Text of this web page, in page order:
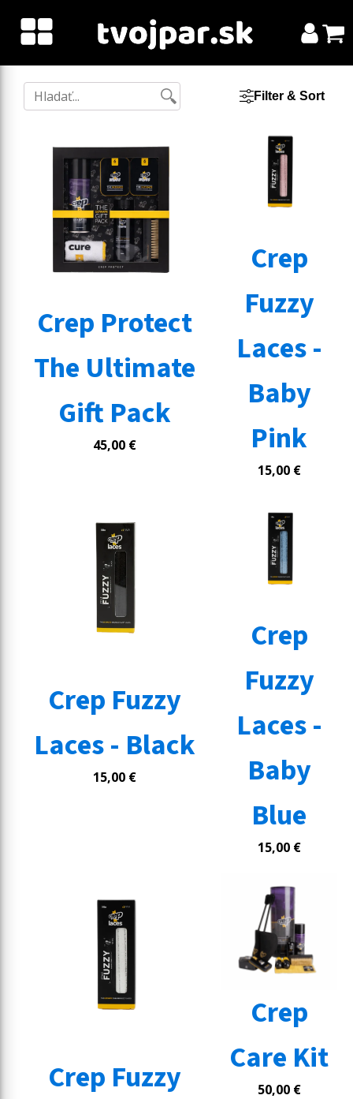
Filter & Sort
Crep Protect
The Ultimate
Gift Pack
45,00 €
Crep
Fuzzy
Laces -
Baby
Pink
15,00 €
Crep Fuzzy
Laces - Black
15,00 €
Crep
Fuzzy
Laces -
Baby
Blue
15,00 €
Crep Fuzzy
Crep
Care Kit
50,00 €